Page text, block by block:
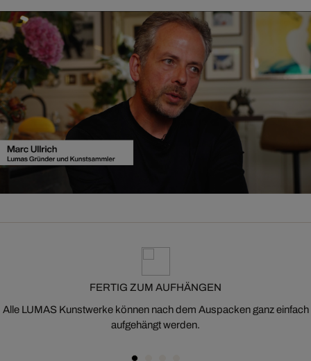
FERTIG ZUM AUFHÄNGEN
Alle LUMAS Kunstwerke können nach dem Auspacken ganz einfach
aufgehängt werden.